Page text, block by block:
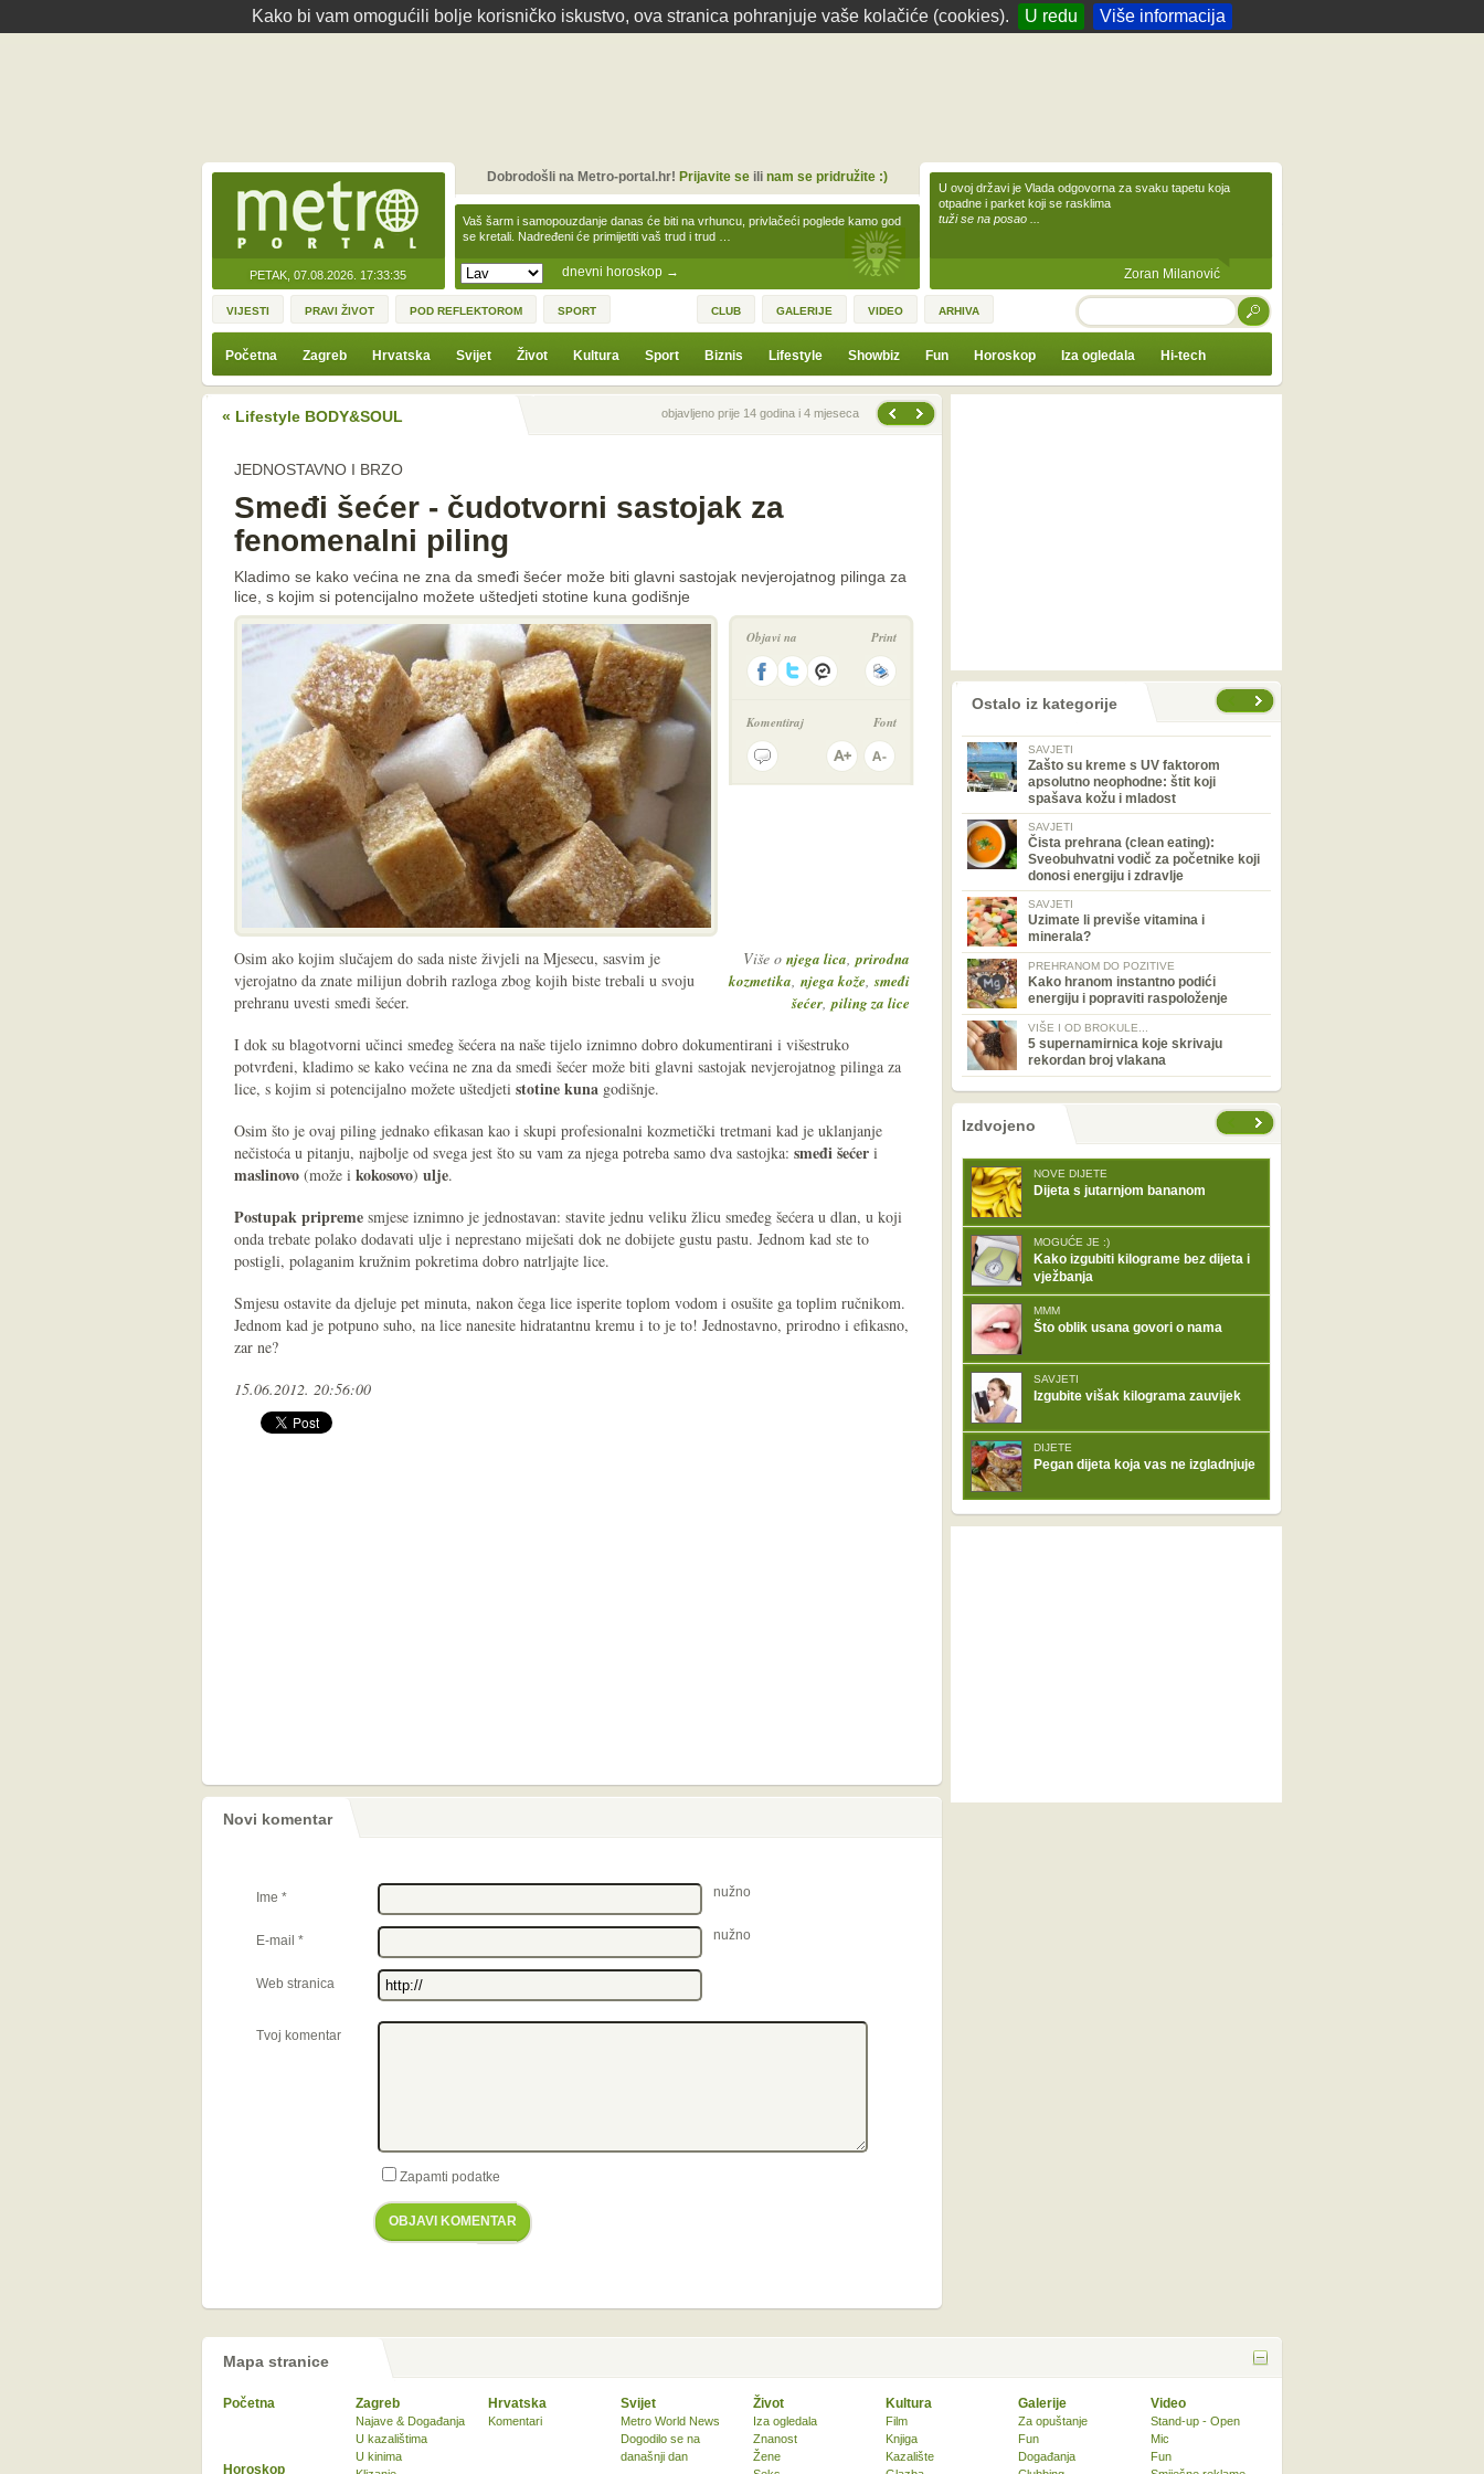
Kako bi vam omogućili bolje korisničko iskustvo, ova stranica pohranjuje vaše kolačiće (cookies). U redu Više informacija
PETAK, 07.08.2026. 17:33:35 dnevni horoskop →
Vaš šarm i samopouzdanje danas će biti na vrhuncu, privlačeći poglede kamo god
se kretali. Nadređeni će primijetiti vaš trud i trud …
Dobrodošli na Metro-portal.hr! Prijavite seili nam se pridružite :)
U ovoj državi je Vlada odgovorna za svaku tapetu koja
otpadne i parket koji se rasklima
tuži se na posao ...
Zoran Milanović
VIJESTI PRAVI ŽIVOT POD REFLEKTOROM SPORT CLUB GALERIJE VIDEO ARHIVA TRAŽI
Početna Zagreb Hrvatska Svijet Život Kultura Sport Biznis Lifestyle Showbiz Fun Horoskop Iza ogledala Hi-tech
« Lifestyle BODY&SOUL Prethodna vijestobjavljeno prije 14 godina i 4 mjeseca
JEDNOSTAVNO I BRZO
Smeđi šećer - čudotvorni sastojak za
fenomenalni piling
Kladimo se kako većina ne zna da smeđi šećer može biti glavni sastojak nevjerojatnog pilinga za
lice, s kojim si potencijalno možete uštedjeti stotine kuna godišnje
Objavi na Print
Komentiraj Font
Više o njega lica,prirodna
kozmetika, njega kože,smeđi
šećer,piling za lice
Osim ako kojim slučajem do sada niste živjeli na Mjesecu, sasvim je
vjerojatno da znate milijun dobrih razloga zbog kojih biste trebali u svoju
prehranu uvesti smeđi šećer.
I dok su blagotvorni učinci smeđeg šećera na naše tijelo iznimno dobro dokumentirani i višestruko
potvrđeni, kladimo se kako većina ne zna da smeđi šećer može biti glavni sastojak nevjerojatnog pilinga za
lice, s kojim si potencijalno možete uštedjeti stotine kuna godišnje.
Osim što je ovaj piling jednako efikasan kao i skupi profesionalni kozmetički tretmani kad je uklanjanje
nečistoća u pitanju, najbolje od svega jest što su vam za njega potreba samo dva sastojka: smeđi šećer i
maslinovo (može i kokosovo) ulje.
Postupakpripreme smjese iznimno je jednostavan: stavite jednu veliku žlicu smeđeg šećera u dlan, u koji
onda trebate polako dodavati ulje i neprestano miješati dok ne dobijete gustu pastu. Jednom kad ste to
postigli, polaganim kružnim pokretima dobro natrljajte lice.
Smjesu ostavite da djeluje pet minuta, nakon čega lice isperite toplom vodom i osušite ga toplim ručnikom.
Jednom kad je potpuno suho, na lice nanesite hidratantnu kremu i to je to! Jednostavno, prirodno i efikasno,
zar ne?
15.06.2012. 20:56:00
Novi komentar
Ime * nužno
E-mail * nužno
Web stranica
Tvoj komentar
Zapamti podatke
OBJAVI KOMENTAR
Ostalo iz kategorije
SAVJETI
Zašto su kreme s UV faktorom
apsolutno neophodne: štit koji
spašava kožu i mladost
SAVJETI
Čista prehrana (clean eating):
Sveobuhvatni vodič za početnike koji
donosi energiju i zdravlje
SAVJETI
Uzimate li previše vitamina i
minerala?
PREHRANOM DO POZITIVE
Kako hranom instantno podići
energiju i popraviti raspoloženje
VIŠE I OD BROKULE...
5 supernamirnica koje skrivaju
rekordan broj vlakana
nema prethodne stranice
sljedećeIzdvojeno
NOVE DIJETE
Dijeta s jutarnjom bananom
MOGUĆE JE :)
Kako izgubiti kilograme bez dijeta i
vježbanja
MMM
Što oblik usana govori o nama
SAVJETI
Izgubite višak kilograma zauvijek
DIJETE
Pegan dijeta koja vas ne izgladnjuje
Mapa stranice
Početna Zagreb
Najave & Događanja
U kazalištima
U kinima
Hrvatska
Komentari
Svijet
Metro World News
Dogodilo se na
današnji dan
Život
Iza ogledala
Znanost
Žene
Kultura
Film
Knjiga
Kazalište
Horoskop
Galerije
Za opuštanje
Fun
Događanja
Video
Stand-up - Open
Mic
Fun